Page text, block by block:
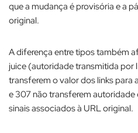
que a mudança é provisória e a
original.​
A diferença entre tipos também
juice (autoridade transmitida por
transferem o valor dos links para
e 307 não transferem
sinais associados à URL original.​